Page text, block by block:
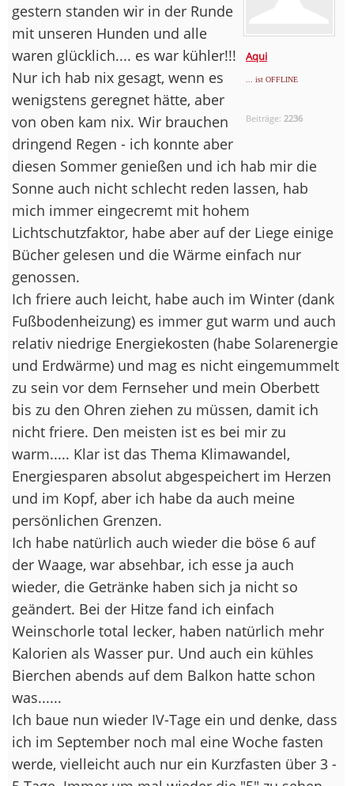
Aqui
... ist OFFLINE
Beiträge: 2236
gestern standen wir in der Runde
mit unseren Hunden und alle
waren glücklich.... es war kühler!!!
Nur ich hab nix gesagt, wenn es
wenigstens geregnet hätte, aber
von oben kam nix. Wir brauchen
dringend Regen - ich konnte aber
diesen Sommer genießen und ich hab mir die
Sonne auch nicht schlecht reden lassen, hab
mich immer eingecremt mit hohem
Lichtschutzfaktor, habe aber auf der Liege einige
Bücher gelesen und die Wärme einfach nur
genossen.
Ich friere auch leicht, habe auch im Winter (dank
Fußbodenheizung) es immer gut warm und auch
relativ niedrige Energiekosten (habe Solarenergie
und Erdwärme) und mag es nicht eingemummelt
zu sein vor dem Fernseher und mein Oberbett
bis zu den Ohren ziehen zu müssen, damit ich
nicht friere. Den meisten ist es bei mir zu
warm..... Klar ist das Thema Klimawandel,
Energiesparen absolut abgespeichert im Herzen
und im Kopf, aber ich habe da auch meine
persönlichen Grenzen.
Ich habe natürlich auch wieder die böse 6 auf
der Waage, war absehbar, ich esse ja auch
wieder, die Getränke haben sich ja nicht so
geändert. Bei der Hitze fand ich einfach
Weinschorle total lecker, haben natürlich mehr
Kalorien als Wasser pur. Und auch ein kühles
Bierchen abends auf dem Balkon hatte schon
was......
Ich baue nun wieder IV-Tage ein und denke, dass
ich im September noch mal eine Woche fasten
werde, vielleicht auch nur ein Kurzfasten über 3 -